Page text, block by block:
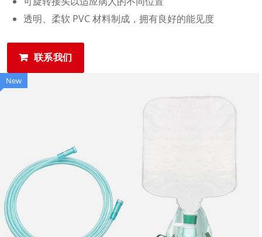
透明、柔软 PVC 材料制成，拥有良好的能见度
联系我们
New